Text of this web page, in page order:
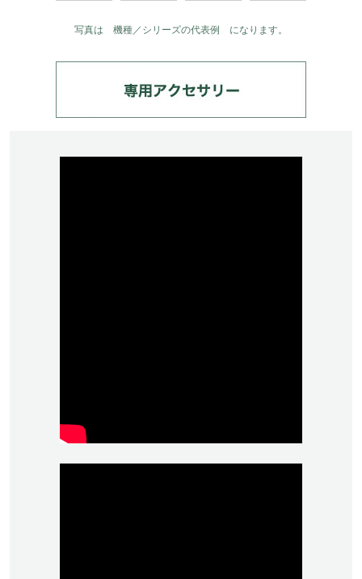
写真は 機種／シリーズの代表例 になります。